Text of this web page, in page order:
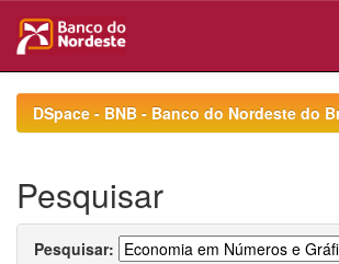
navigationDSpace - BNB - Banco do Nordeste do
Pesquisar
Pesquisar: